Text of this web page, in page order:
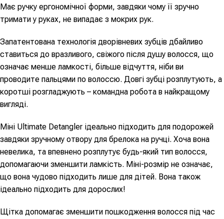
Має ручку ергономічної форми, завдяки чому її зручно
тримати у руках, не випадає з мокрих рук.
Запатентована технологія дворівневих зубців дбайливо
ставиться до вразливого, свіжого після душу волосся, що
означає менше ламкості, більше відчуття, ніби ви
проводите пальцями по волоссю. Довгі зубці розплутують, а
коротші розгладжують – командна робота в найкращому
вигляді.
Міні Ultimate Detangler ідеально підходить для подорожей
завдяки зручному отвору для брелока на ручці. Хоча вона
невелика, та впевнено розплутує будь-який тип волосся,
допомагаючи зменшити ламкість. Міні-розмір не означає,
що вона чудово підходить лише для дітей. Вона також
ідеально підходить для дорослих!
Щітка допомагає зменшити пошкодження волосся під час